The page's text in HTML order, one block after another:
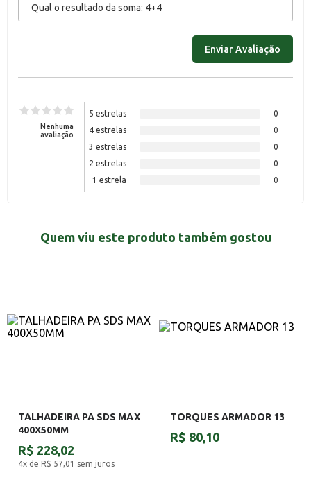
Nenhuma
avaliação
5 estrelas
0
4 estrelas
0
3 estrelas
0
2 estrelas
0
1 estrela
0
Quem viu este produto também gostou
TALHADEIRA PA SDS MAX
400X50MM
R$ 228,02
4x de R$ 57,01 sem juros
TORQUES ARMADOR 13
R$ 80,10